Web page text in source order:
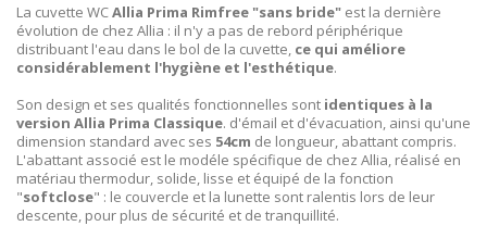
La cuvette WCAllia Prima Rimfree "sans bride" est la dernière
évolution de chez Allia : il n'y a pas de rebord périphérique
distribuant l'eau dans le bol de la cuvette, ce qui améliore
considérablement l'hygiène et l'esthétique.
Son design et ses qualités fonctionnelles sont identiques à la
version Allia Prima Classique. d'émail et d'évacuation, ainsi qu'une
dimension standard avec ses 54cm de longueur, abattant compris.
L'abattant associé est le modéle spécifique de chez Allia, réalisé en
matériau thermodur, solide, lisse et équipé de la fonction
"softclose" : le couvercle et la lunette sont ralentis lors de leur
descente, pour plus de sécurité et de tranquillité.